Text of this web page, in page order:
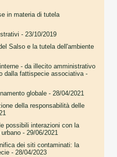
in materia di tutela
- 23/10/2019
Salso e la tutela dell'ambiente
- da illecito amministrativo
dalla fattispecie associativa-
globale - 28/04/2021
della responsabilità delle
possibili interazioni con la
- 29/06/2021
dei siti contaminati: la
- 28/04/2023